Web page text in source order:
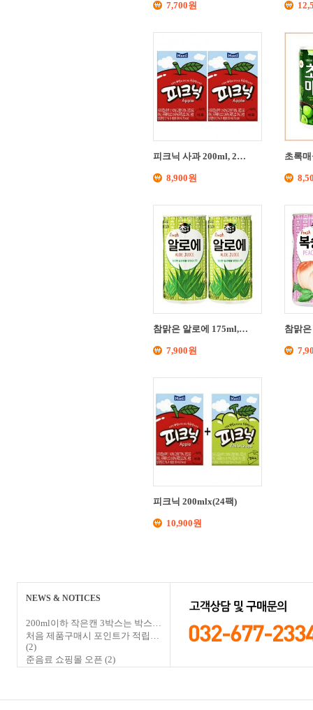
7,700원
피크닉 사과 200ml, 2…
8,900원
초록
참맑은 알로에 175ml,…
7,900원
참맑
피크닉 200mlx(24팩)
10,900원
NEWS & NOTICES
200ml이하 작은캔 3박스는 박스…
처음 제품구매시 포인트가 적립…
(2)
준음료 쇼핑몰 오픈 (2)